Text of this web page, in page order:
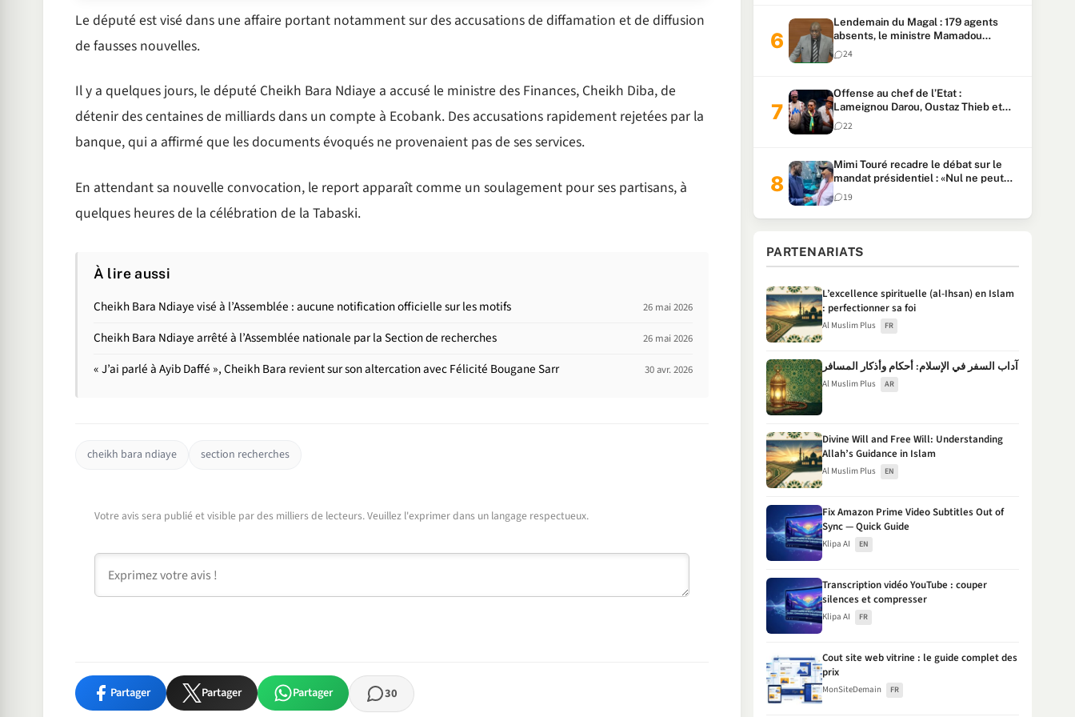
Le député est visé dans une affaire portant notamment sur des accusations de diffamation et de diffusion
de fausses nouvelles.
Il y a quelques jours, le député Cheikh Bara Ndiaye a accusé le ministre des Finances, Cheikh Diba, de
détenir des centaines de milliards dans un compte à Ecobank. Des accusations rapidement rejetées par la
banque, qui a affirmé que les documents évoqués ne provenaient pas de ses services.
En attendant sa nouvelle convocation, le report apparaît comme un soulagement pour ses partisans, à
quelques heures de la célébration de la Tabaski.
À lire aussi
Cheikh Bara Ndiaye visé à l’Assemblée : aucune notification officielle sur les motifs 26 mai 2026
Cheikh Bara Ndiaye arrêté à l’Assemblée nationale par la Section de recherches 26 mai 2026
« J’ai parlé à Ayib Daffé », Cheikh Bara revient sur son altercation avec Félicité Bougane Sarr 30 avr. 2026
cheikh bara ndiaye section recherches
Votre avis sera publié et visible par des milliers de lecteurs. Veuillez l'exprimer dans un langage respectueux.
Partager Partager Partager 30
Lendemain du Magal : 179 agents
absents, le ministre Mamadou
Lamine Dianté exige des explications
24
Offense au chef de l’Etat :
Lameignou Darou, Oustaz Thieb et
Ndiaye Touba lourdement
condamnés
22
Mimi Touré recadre le débat sur le
mandat présidentiel : «Nul ne peut
faire plus de deux mandats
consécutifs de 5 ans»
19
PARTENARIATS
L’excellence spirituelle (al-Ihsan) en Islam
: perfectionner sa foi
Al Muslim Plus FR
آداب السفر في الإسلام: أحكام وأذكار المسافر
Al Muslim Plus AR
Divine Will and Free Will: Understanding
Allah’s Guidance in Islam
Al Muslim Plus EN
Fix Amazon Prime Video Subtitles Out of
Sync — Quick Guide
Klipa AI EN
Transcription vidéo YouTube : couper
silences et compresser
Klipa AI FR
Cout site web vitrine : le guide complet des
prix
MonSiteDemain FR